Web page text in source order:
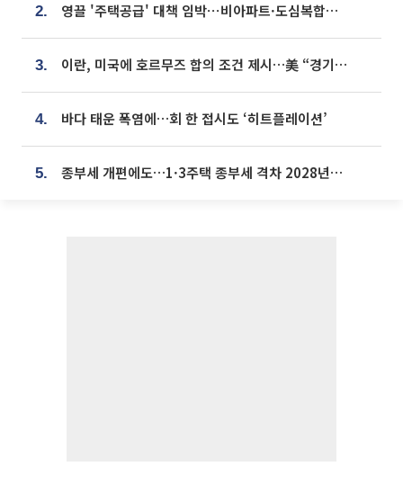
2. 영끌 '주택공급' 대책 임박⋯비아파트·도심복합까지 총동원
3. 이란, 미국에 호르무즈 합의 조건 제시…美 “경기 아직 안 끝나” [종합]
4. 바다 태운 폭염에…회 한 접시도 ‘히트플레이션’
5. 종부세 개편에도…1·3주택 종부세 격차 2028년부터 확대